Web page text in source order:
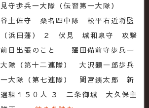
見守歩兵一大隊（伝習第一大隊）
谷土佐守 桑名四中隊 松平右近将監
（浜田藩） ２ 伏見 城和泉守 攻撃
前日出張のこと 窪田備前守歩兵一
大隊（第十二連隊） 大沢顕一郎歩兵
一大隊（第七連隊） 間宮銕太郎 新
選組１５０人 ３ 二条御城 大久保主